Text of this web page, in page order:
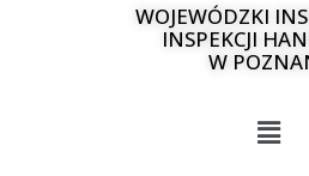
WOJEWÓDZKI
INSPEKCJI
W